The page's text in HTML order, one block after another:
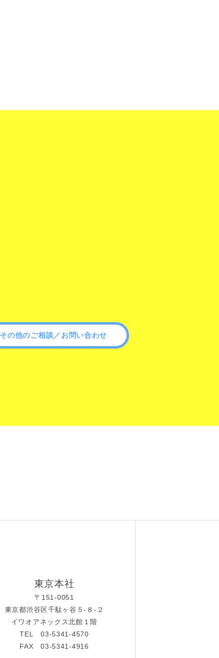
その他のご相談／お問い合わせ
東京本社
〒151-0051
東京都渋谷区千駄ヶ谷５-８-２
イワオアネックス北館１階
TEL 03-5341-4570
FAX 03-5341-4916